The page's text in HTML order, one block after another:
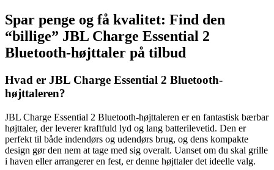
Spar penge og få kvalitet: Find den
“billige” JBL Charge Essential 2
Bluetooth-højttaler på tilbud
Hvad er JBL Charge Essential 2 Bluetooth-
højttaleren?
JBL Charge Essential 2 Bluetooth-højttaleren er en fantastisk bærbar
højttaler, der leverer kraftfuld lyd og lang batterilevetid. Den er
perfekt til både indendørs og udendørs brug, og dens kompakte
design gør den nem at tage med sig overalt. Uanset om du skal grille
i haven eller arrangerer en fest, er denne højttaler det ideelle valg.